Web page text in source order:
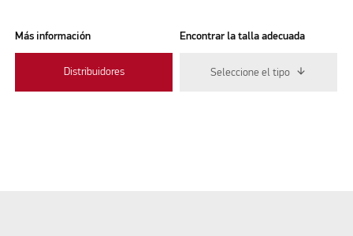
Más información
Distribuidores
Encontrar la talla adecuada
Seleccione el tipo